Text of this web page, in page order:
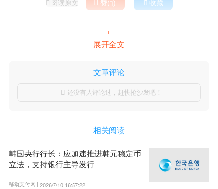
 阅读原文  赞()  收藏

展开全文
文章评论
 还没有人评论过，赶快抢沙发吧！
相关阅读
韩国央行行长：应加速推进韩元稳定币
立法，支持银行主导发行
移动支付网 | 2026/7/10 16:57:22